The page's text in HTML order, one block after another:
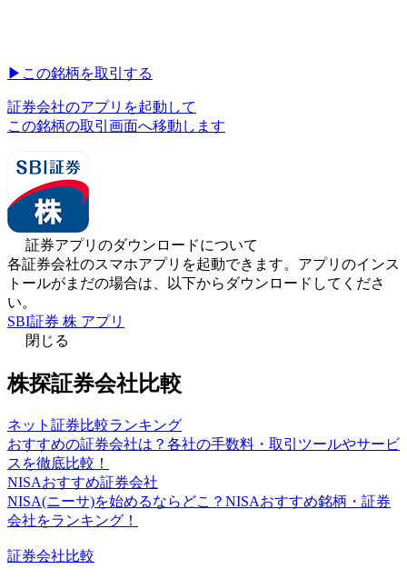
▶︎ この銘柄を取引する
証券会社のアプリを起動して
この銘柄の取引画面へ移動します
証券アプリのダウンロードについて
各証券会社のスマホアプリを起動できます。アプリのインス
トールがまだの場合は、以下からダウンロードしてくださ
い。
SBI証券 株 アプリ
閉じる
株探証券会社比較
ネット証券比較ランキング
おすすめの証券会社は？各社の手数料・取引ツールやサービ
スを徹底比較！
NISAおすすめ証券会社
NISA(ニーサ)を始めるならどこ？NISAおすすめ銘柄・証券
会社をランキング！
証券会社比較